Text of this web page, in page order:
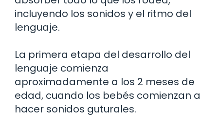
incluyendo los sonidos y el ritmo del
lenguaje.
La primera etapa del desarrollo del
lenguaje comienza
aproximadamente a los 2 meses de
edad, cuando los bebés comienzan a
hacer sonidos guturales.